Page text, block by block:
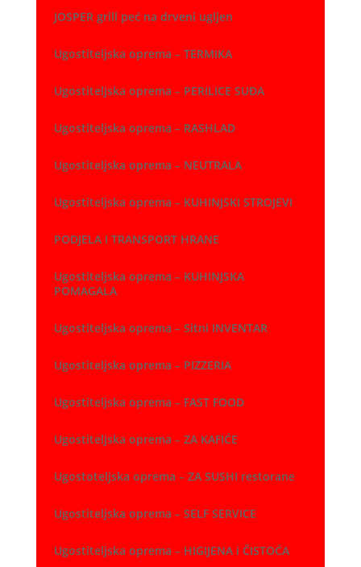
JOSPER grill peć na drveni ugljen
Ugostiteljska oprema – TERMIKA
Ugostiteljska oprema – PERILICE SUĐA
Ugostiteljska oprema – RASHLAD
Ugostiteljska oprema – NEUTRALA
Ugostiteljska oprema – KUHINJSKI STROJEVI
PODJELA I TRANSPORT HRANE
Ugostiteljska oprema – KUHINJSKA
POMAGALA
Ugostiteljska oprema – Sitni INVENTAR
Ugostiteljska oprema – PIZZERIA
Ugostiteljska oprema – FAST FOOD
Ugostiteljska oprema – ZA KAFIĆE
Ugostoteljska oprema – ZA SUSHI restorane
Ugostiteljska oprema – SELF SERVICE
Ugostiteljska oprema – HIGIJENA i ČISTOĆA